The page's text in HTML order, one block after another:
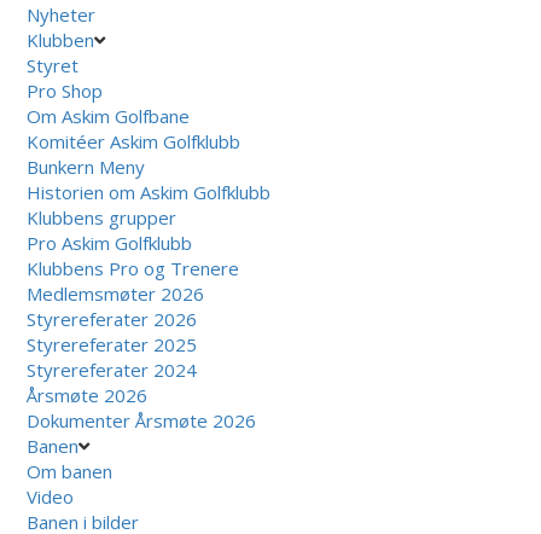
Nyheter
Klubben
Styret
Pro Shop
Om Askim Golfbane
Komitéer Askim Golfklubb
Bunkern Meny
Historien om Askim Golfklubb
Klubbens grupper
Pro Askim Golfklubb
Klubbens Pro og Trenere
Medlemsmøter 2026
Styrereferater 2026
Styrereferater 2025
Styrereferater 2024
Årsmøte 2026
Dokumenter Årsmøte 2026
Banen
Om banen
Video
Banen i bilder